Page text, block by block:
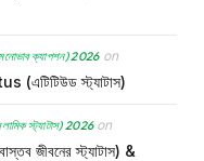
ক্যাপশন) 2026on
স্ট্যাটাস)
স্ট্যাটাস) 2026on
জীবনের স্ট্যাটাস) &